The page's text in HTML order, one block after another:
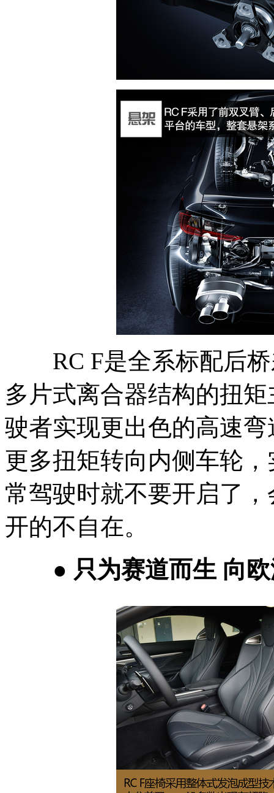
RC F是全系标配后桥
多片式离合器结构的扭
驶者实现更出色的高速
更多扭矩转向内侧车轮
常驾驶时就不要开启了
开的不自在。
● 只为赛道而生 向